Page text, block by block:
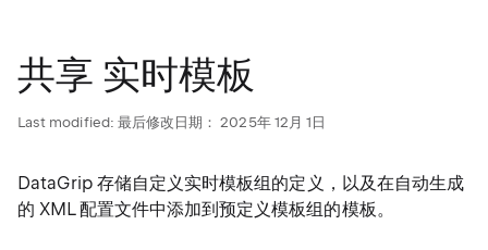
共享 实时模板
Last modified: 最后修改日期： 2025年 12月 1日
DataGrip 存储自定义实时模板组的定义，以及在自动生成
的 XML 配置文件中添加到预定义模板组的模板。